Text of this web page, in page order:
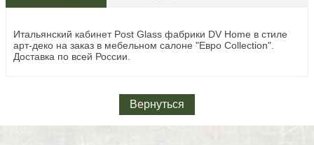
Итальянский кабинет Post Glass фабрики DV Home в стиле
арт-деко на заказ в мебельном салоне "Евро Collection".
Доставка по всей России.
Вернуться